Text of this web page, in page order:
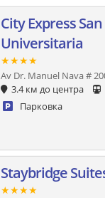
City Express
Universitaria
★★★★
Av Dr. Manuel Nava #
3.4 км до центра
Парковка
Staybridge
★★★★